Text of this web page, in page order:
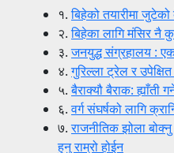
१.बिहेको तयारीमा
२.बिहेका लागि मंसिर नै
३.जनयुद्ध संग्रहालय : एक
४.गुरिल्ला ट्रेल र
५.बैराक्यौ बैराक: ह्याँती
६.वर्ग संघर्षको लागि
७.राजनीतिक झोला
हुनु राम्रो होईन